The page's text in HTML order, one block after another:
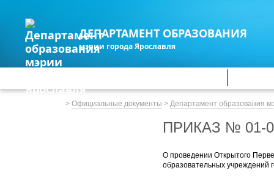
ДЕПАРТАМЕНТ ОБРАЗОВАНИЯ
мэрии города Ярославля
> Официальные документы > Департамент образования
ПРИКАЗ № 01-
О проведении Открытого
образовательных учреждений